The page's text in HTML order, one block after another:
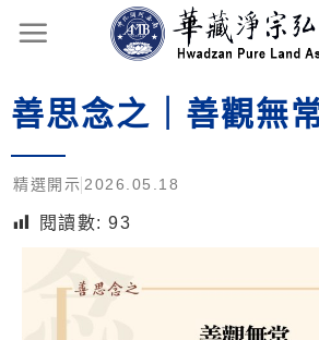
善思念之｜善觀無
精選開示 2026.05.18
閱讀數: 93